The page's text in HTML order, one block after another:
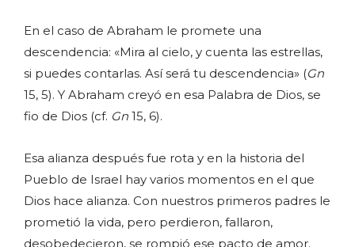
En el caso de Abraham le promete una
descendencia: «Mira al cielo, y cuenta las estrellas,
si puedes contarlas. Así será tu descendencia» (Gn
15, 5). Y Abraham creyó en esa Palabra de Dios, se
fio de Dios (cf. Gn 15, 6).
Esa alianza después fue rota y en la historia del
Pueblo de Israel hay varios momentos en el que
Dios hace alianza. Con nuestros primeros padres le
prometió la vida, pero perdieron, fallaron,
desobedecieron, se rompió ese pacto de amor.